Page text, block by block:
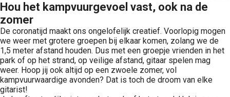
Hou het kampvuurgevoel vast, ook na de
zomer
De coronatijd maakt ons ongelofelijk creatief. Voorlopig mogen
we weer met grotere groepen bij elkaar komen, zolang we de
1,5 meter afstand houden. Dus met een groepje vrienden in het
park of op het strand, op veilige afstand, gitaar spelen mag
weer. Hoop jij ook altijd op een zwoele zomer, vol
kampvuurwaardige avonden? Dat is toch de droom van elke
gitarist!